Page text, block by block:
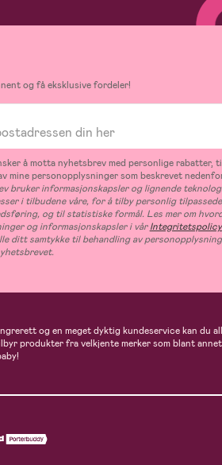
og få eksklusive fordeler!
å motta nyhetsbrev med personlige rabatter,
mine personopplysninger som beskrevet
bruker informasjonskapsler og lignende
i tilbudene våre, for å tilby personlig
og til statistiske formål. Les mer om
og informasjonskapsler i vårIntegritetspolicy
ditt samtykke til behandling av
og en meget dyktig kundeservice kan du
produkter fra velkjente merker som blant